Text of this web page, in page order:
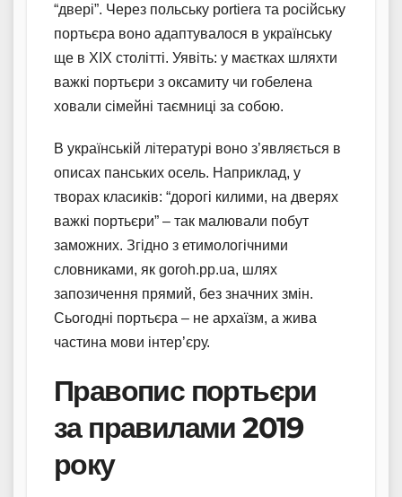
“двері”. Через польську portiera та російську
портьєра воно адаптувалося в українську
ще в XIX столітті. Уявіть: у маєтках шляхти
важкі портьєри з оксамиту чи гобелена
ховали сімейні таємниці за собою.
В українській літературі воно з’являється в
описах панських осель. Наприклад, у
творах класиків: “дорогі килими, на дверях
важкі портьєри” – так малювали побут
заможних. Згідно з етимологічними
словниками, як goroh.pp.ua, шлях
запозичення прямий, без значних змін.
Сьогодні портьєра – не архаїзм, а жива
частина мови інтер’єру.
Правопис портьєри
за правилами 2019
року